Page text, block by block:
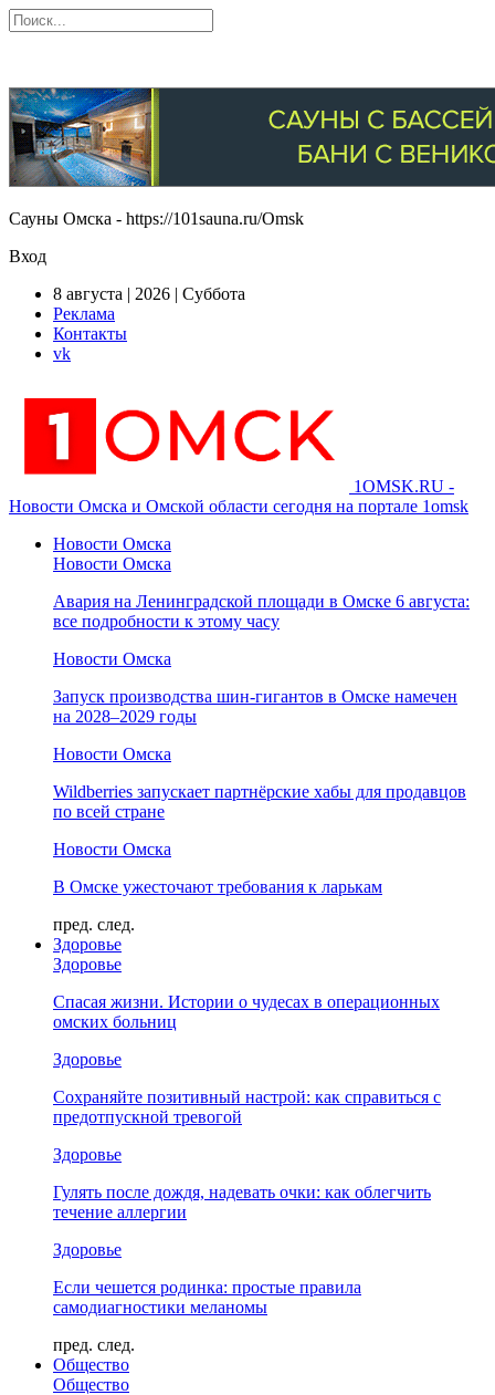
Сауны Омска - https://101sauna.ru/Omsk
Вход
8 августа | 2026 | Суббота
Реклама
Контакты
vk
1OMSK.RU -
Новости Омска и Омской области сегодня на портале 1omsk
Новости Омска
Новости Омска
Авария на Ленинградской площади в Омске 6 августа:
все подробности к этому часу
Новости Омска
Запуск производства шин-гигантов в Омске намечен
на 2028–2029 годы
Новости Омска
Wildberries запускает партнёрские хабы для продавцов
по всей стране
Новости Омска
В Омске ужесточают требования к ларькам
пред. след.
Здоровье
Здоровье
Спасая жизни. Истории о чудесах в операционных
омских больниц
Здоровье
Сохраняйте позитивный настрой: как справиться с
предотпускной тревогой
Здоровье
Гулять после дождя, надевать очки: как облегчить
течение аллергии
Здоровье
Если чешется родинка: простые правила
самодиагностики меланомы
пред. след.
Общество
Общество